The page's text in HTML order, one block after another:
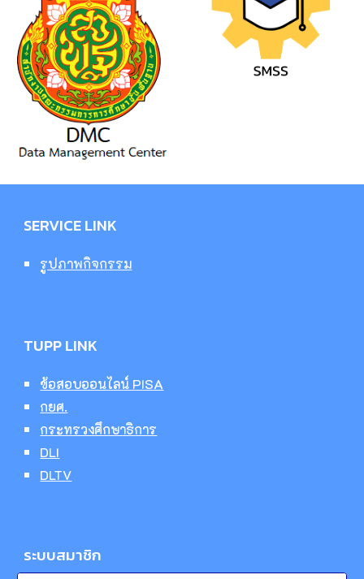
SERVICE LINK
รูปภาพกิจกรรม
TUPP LINK
ข้อสอบออนไลน์ PISA
กยศ.
กระทรวงศึกษาธิการ
DLI
DLTV
ระบบสมาชิก